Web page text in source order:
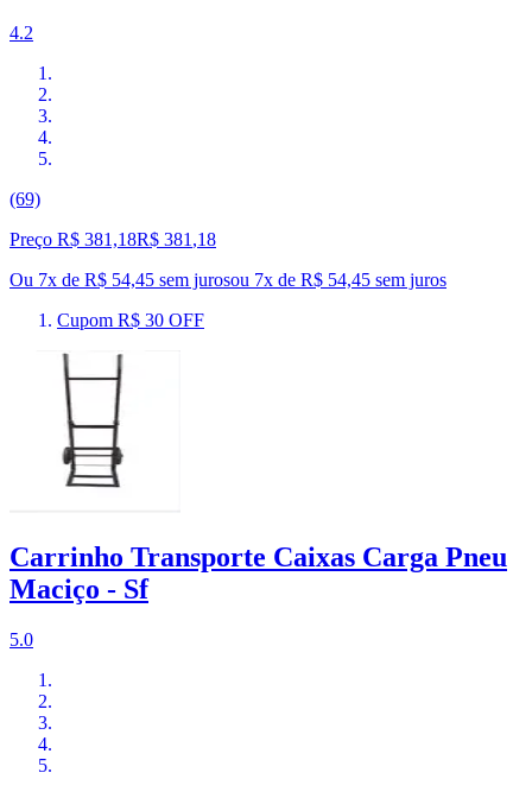
4.2
(69)
Preço R$ 381,18R$ 381 ,18
Ou 7x de R$ 54,45 sem jurosou 7x de R$ 54,45 sem juros
Cupom R$ 30 OFF
Carrinho Transporte Caixas Carga Pneu
Maciço - Sf
5.0